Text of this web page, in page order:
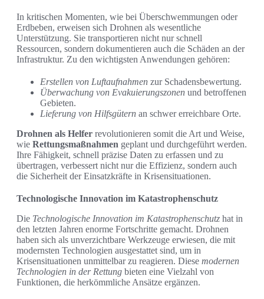
In kritischen Momenten, wie bei Überschwemmungen oder
Erdbeben, erweisen sich Drohnen als wesentliche
Unterstützung. Sie transportieren nicht nur schnell
Ressourcen, sondern dokumentieren auch die Schäden an der
Infrastruktur. Zu den wichtigsten Anwendungen gehören:
Erstellen von Luftaufnahmen zur Schadensbewertung.
Überwachung von Evakuierungszonen und betroffenen
Gebieten.
Lieferung von Hilfsgütern an schwer erreichbare Orte.
Drohnen als Helfer revolutionieren somit die Art und Weise,
wie Rettungsmaßnahmen geplant und durchgeführt werden.
Ihre Fähigkeit, schnell präzise Daten zu erfassen und zu
übertragen, verbessert nicht nur die Effizienz, sondern auch
die Sicherheit der Einsatzkräfte in Krisensituationen.
Technologische Innovation im Katastrophenschutz
Die Technologische Innovation im Katastrophenschutz hat in
den letzten Jahren enorme Fortschritte gemacht. Drohnen
haben sich als unverzichtbare Werkzeuge erwiesen, die mit
modernsten Technologien ausgestattet sind, um in
Krisensituationen unmittelbar zu reagieren. Diese modernen
Technologien in der Rettung bieten eine Vielzahl von
Funktionen, die herkömmliche Ansätze ergänzen.